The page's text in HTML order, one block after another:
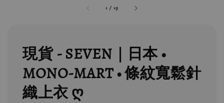
1 /19
現貨 - SEVEN｜日本 •
MONO-MART • 條紋寬鬆針
織上衣 ღ